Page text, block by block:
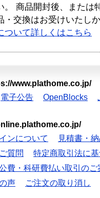
。 商品開封後、または
・交換はお受けいたし
ついて詳しくはこちら
www.plathome.co.jp/
電子公告 OpenBlocks
ンについて
見積書・
質問
特定商取引法に
費・科研費払い取引のご
声 ご注文の取り消し